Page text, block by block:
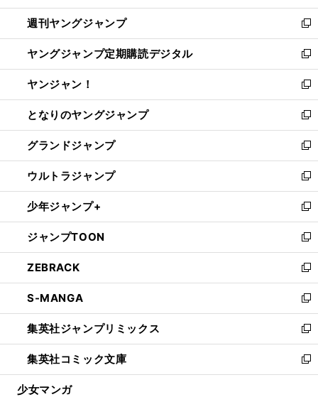
開
く
ウ
で
開
く
ン
ド
ウ
で
開
く
ウ
ィ
ン
ド
ウ
で
開
く
週刊ヤングジャンプ
新
し
い
ウ
ィ
ン
ド
ウ
で
開
く
ヤングジャンプ定期購読デジタル
新
し
い
ウ
ィ
ン
ド
ウ
で
開
く
ヤンジャン！
新
し
い
ウ
ィ
ン
ド
ウ
で
開
く
となりのヤングジャンプ
新
し
い
ウ
ィ
ン
ド
ウ
で
開
く
グランドジャンプ
新
し
い
ウ
ィ
ン
ド
ウ
で
開
く
ウルトラジャンプ
新
し
い
ウ
ィ
ン
ド
ウ
で
開
く
少年ジャンプ+
新
し
い
ウ
ィ
ン
ド
ウ
で
開
く
ジャンプTOON
新
し
い
ウ
ィ
ン
ド
ウ
で
開
ZEBRACK
新
し
い
ウ
ィ
ン
ド
ウ
S-MANGA
新
し
い
ウ
ィ
ン
集英社ジャンプリミックス
新
し
い
ウ
集英社コミック文庫
新
し
少女マンガ